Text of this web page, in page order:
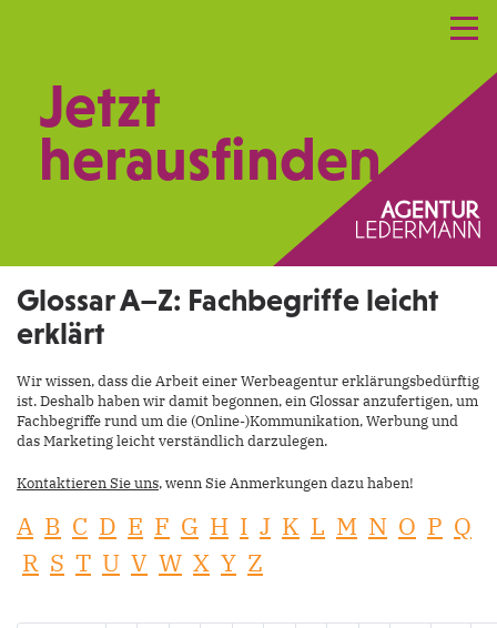
Praxismarketing
Kontakt
Jetzt
herausfinden.
Glossar A–Z: Fachbegriffe leicht
erklärt
Wir wissen, dass die Arbeit einer Werbeagentur erklärungsbedürftig
ist. Deshalb haben wir damit begonnen, ein Glossar anzufertigen, um
Fachbegriffe rund um die (Online-)Kommunikation, Werbung und
das Marketing leicht verständlich darzulegen.
Kontaktieren Sie uns, wenn Sie Anmerkungen dazu haben!
A B C D E F G H I J K L M N O P Q
R S T U V W X Y Z